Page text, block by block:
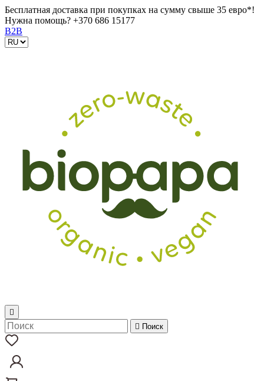
Бесплатная доставка при покупках на сумму свыше 35 евро*!
Нужна помощь? +370 686 15177
B2B

 Поиск